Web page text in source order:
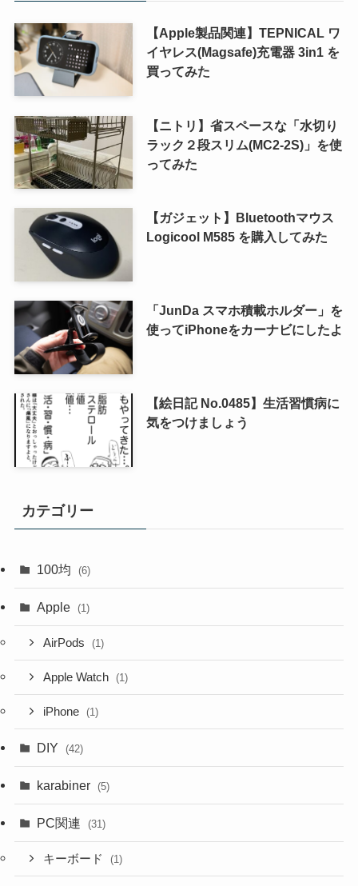
【Apple製品関連】TEPNICAL ワ
イヤレス(Magsafe)充電器 3in1 を
買ってみた
【ニトリ】省スペースな「水切り
ラック２段スリム(MC2-2S)」を使
ってみた
【ガジェット】Bluetoothマウス
Logicool M585 を購入してみた
「JunDa スマホ積載ホルダー」を
使ってiPhoneをカーナビにしたよ
【絵日記 No.0485】生活習慣病に
気をつけましょう
カテゴリー
100均 (6)
Apple (1)
AirPods (1)
Apple Watch (1)
iPhone (1)
DIY (42)
karabiner (5)
PC関連 (31)
キーボード (1)